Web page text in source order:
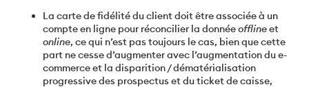
La carte de fidélité du client doit être associée à un
compte en ligne pour réconcilier la donnéeofflineet
online, ce qui n’est pas toujours le cas, bien que cette
part ne cesse d’augmenter avec l’augmentation du e-
commerce et la disparition / dématérialisation
progressive des prospectus et du ticket de caisse,